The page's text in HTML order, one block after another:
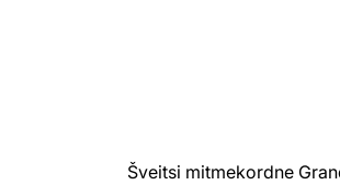
Šveitsi mitmekordne